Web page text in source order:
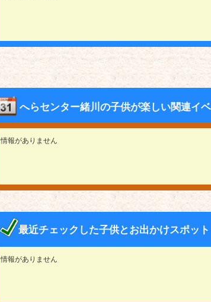
へらセンター緒川の子供が楽しい関連イ
情報がありません
最近チェックした子供とお出かけスポット
情報がありません